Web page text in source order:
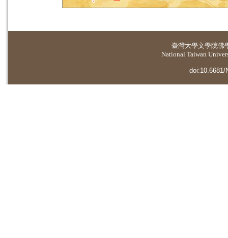
臺灣大學文學院佛
National Taiwan
doi:10.6681/